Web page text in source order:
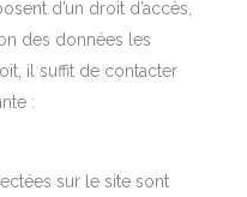
d’un droit d’accès,
des données les
il suffit de contacter
:
sur le site sont